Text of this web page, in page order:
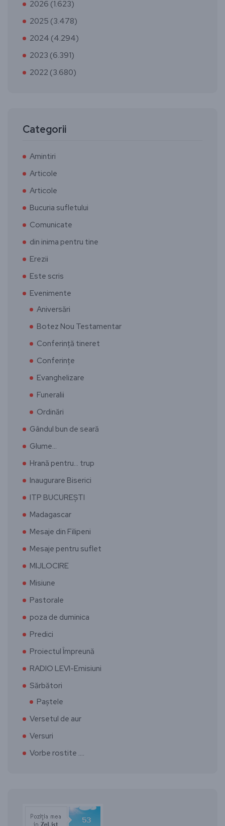
2026 (1.623)
2025 (3.478)
2024 (4.294)
2023 (6.391)
2022 (3.680)
Categorii
Amintiri
Articole
Articole
Bucuria sufletului
Comunicate
din inima pentru tine
Erezii
Este scris
Evenimente
Aniversări
Botez Nou Testamentar
Conferință tineret
Conferințe
Evanghelizare
Funeralii
Ordinări
Gândul bun de seară
Glume…
Hrană pentru… trup
Inaugurare Biserici
ITP BUCUREȘTI
Madagascar
Mesaje din Filipeni
Mesaje pentru suflet
MIJLOCIRE
Misiune
Pastorale
poza de duminica
Predici
Proiectul Împreună
RADIO LEVI-Emisiuni
Sărbători
Paștele
Versetul de aur
Versuri
Vorbe rostite ….